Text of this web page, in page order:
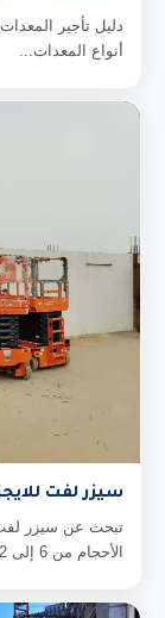
دليل تأجير
أنواع المعدات...
سيزر لفت
تبحث عن سيزر
الأحجام من 6 إلى 22 متر ...